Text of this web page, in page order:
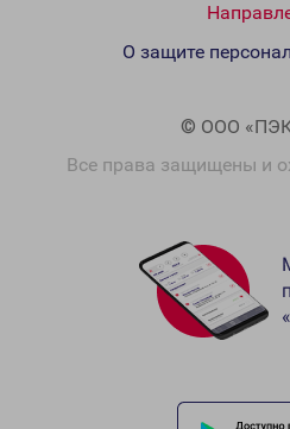
© ООО
Все права защищены и
О защите